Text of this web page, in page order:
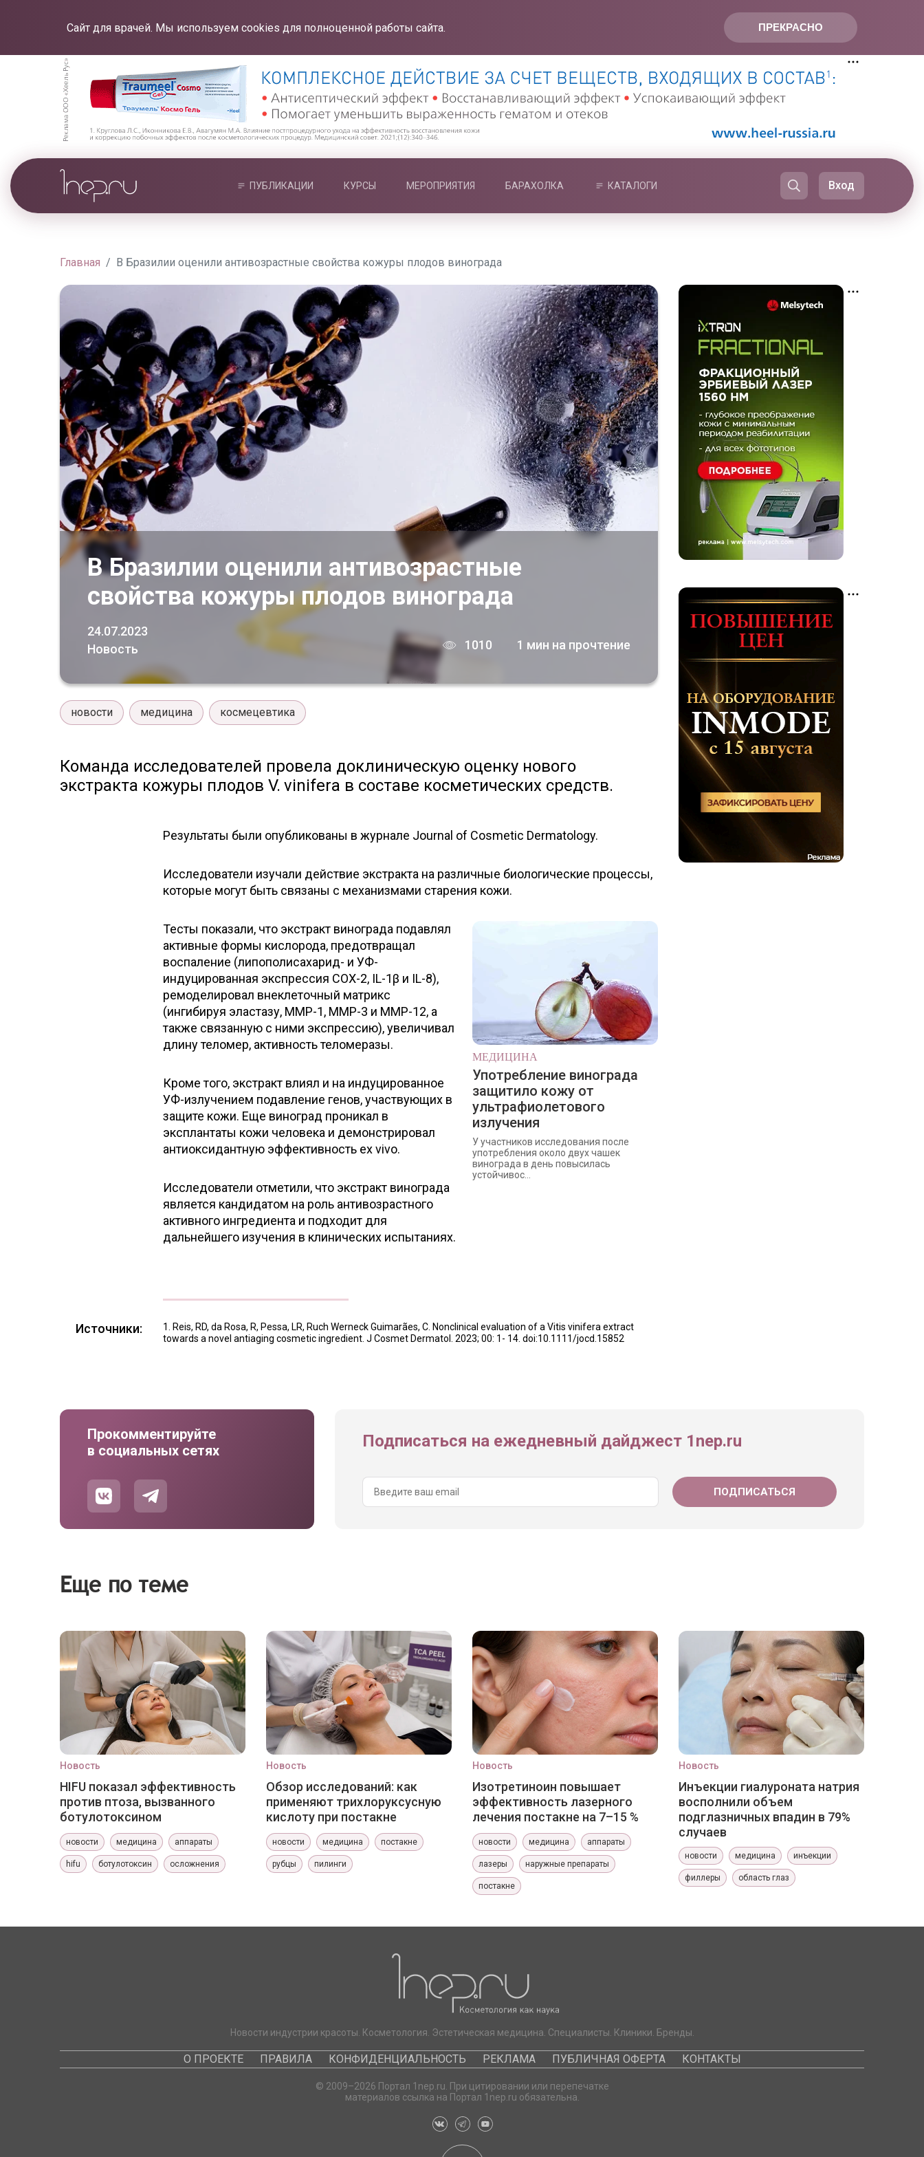
ПРЕКРАСНО
Сайт для врачей. Мы используем cookies для полноценной работы сайта.
ПУБЛИКАЦИИ КУРСЫ МЕРОПРИЯТИЯ БАРАХОЛКА КАТАЛОГИ Вход
Главная В Бразилии оценили антивозрастные свойства кожуры плодов винограда
В Бразилии оценили антивозрастные
свойства кожуры плодов винограда
24.07.2023
Новость
1010 1 мин на прочтение
новости медицина космецевтика
Команда исследователей провела доклиническую оценку нового
экстракта кожуры плодов V. vinifera в составе косметических средств.
Результаты были опубликованы в журнале Journal of Cosmetic Dermatology.
Исследователи изучали действие экстракта на различные биологические процессы,
которые могут быть связаны с механизмами старения кожи.
МЕДИЦИНА
Употребление винограда
защитило кожу от
ультрафиолетового
излучения
У участников исследования после
употребления около двух чашек
винограда в день повысилась
устойчивос...
Тесты показали, что экстракт винограда подавлял
активные формы кислорода, предотвращал
воспаление (липополисахарид- и УФ-
индуцированная экспрессия COX-2, IL-1β и IL-8),
ремоделировал внеклеточный матрикс
(ингибируя эластазу, MMP-1, MMP-3 и MMP-12, а
также связанную с ними экспрессию), увеличивал
длину теломер, активность теломеразы.
Кроме того, экстракт влиял и на индуцированное
УФ-излучением подавление генов, участвующих в
защите кожи. Еще виноград проникал в
эксплантаты кожи человека и демонстрировал
антиоксидантную эффективность ex vivo.
Исследователи отметили, что экстракт винограда
является кандидатом на роль антивозрастного
активного ингредиента и подходит для
дальнейшего изучения в клинических испытаниях.
Источники:
Reis, RD, da Rosa, R, Pessa, LR, Ruch Werneck Guimarães, C. Nonclinical evaluation of a Vitis vinifera extract
towards a novel antiaging cosmetic ingredient. J Cosmet Dermatol. 2023; 00: 1- 14. doi:10.1111/jocd.15852
Прокомментируйте
в социальных сетях
Подписаться на ежедневный дайджест 1nep.ru
Еще по теме
Новость
HIFU показал эффективность
против птоза, вызванного
ботулотоксином
новости медицина аппараты
hifu ботулотоксин осложнения
Новость
Обзор исследований: как
применяют трихлоруксусную
кислоту при постакне
новости медицина постакне
рубцы пилинги
Новость
Изотретиноин повышает
эффективность лазерного
лечения постакне на 7–15 %
новости медицина аппараты
лазеры наружные препараты
постакне
Новость
Инъекции гиалуроната натрия
восполнили объем
подглазничных впадин в 79%
случаев
новости медицина инъекции
филлеры область глаз
Новости индустрии красоты. Косметология. Эстетическая медицина. Специалисты. Клиники. Бренды.
О ПРОЕКТЕ ПРАВИЛА КОНФИДЕНЦИАЛЬНОСТЬ РЕКЛАМА ПУБЛИЧНАЯ ОФЕРТА КОНТАКТЫ
© 2009–2026 Портал 1nep.ru. При цитировании или перепечатке
материалов ссылка на Портал 1nep.ru обязательна.